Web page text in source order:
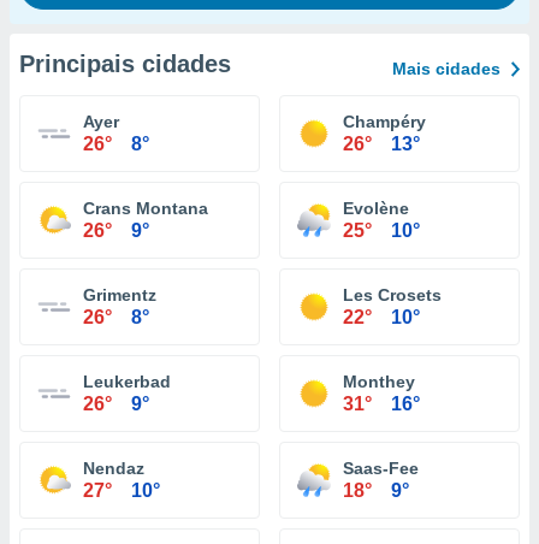
Principais cidades Mais cidades
Ayer
26° 8°
Champéry
26° 13°
Crans Montana
26° 9°
Evolène
25° 10°
Grimentz
26° 8°
Les Crosets
22° 10°
Leukerbad
26° 9°
Monthey
31° 16°
Nendaz
27° 10°
Saas-Fee
18° 9°